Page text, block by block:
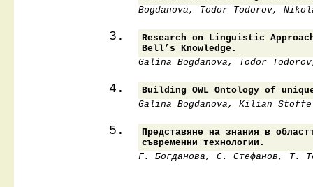
Bogdanova, Todor Todorov,
3.
Research on Linguistic
Bell’s Knowledge.
Galina Bogdanova, Todor
4.
Building OWL Ontology of
Galina Bogdanova, Kilian
5.
Представяне на знания в
съвременни технологии.
Г. Богданова, С. Стефанов, Т.